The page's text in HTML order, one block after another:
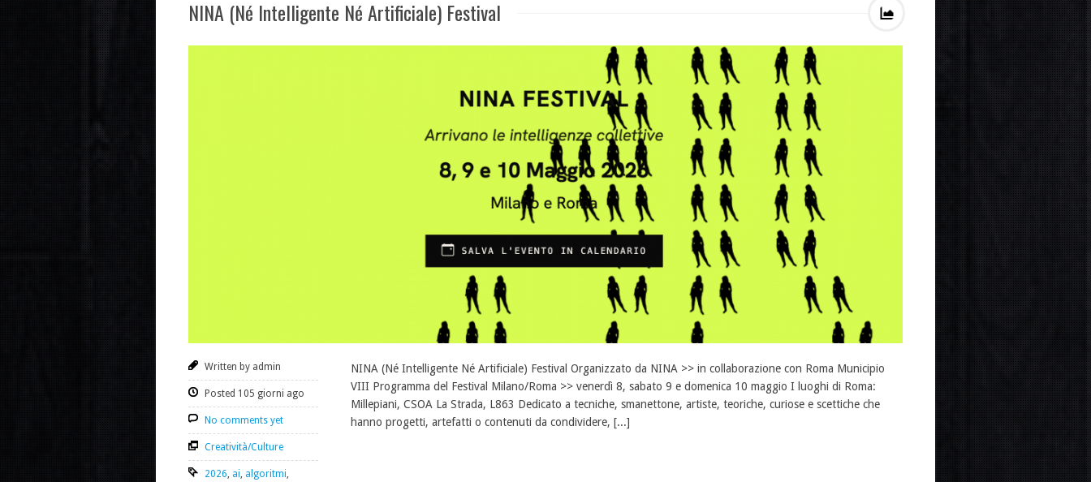
NINA (Né Intelligente Né Artificiale) Festival
Written by admin
Posted 105 giorni ago
No comments yet
Creatività/Culture
2026 ai algoritmi
NINA (Né Intelligente Né Artificiale) Festival Organizzato da NINA >> in collaborazione con Roma Municipio
VIII Programma del Festival Milano/Roma >> venerdì 8, sabato 9 e domenica 10 maggio I luoghi di Roma:
Millepiani, CSOA La Strada, L863 Dedicato a tecniche, smanettone, artiste, teoriche, curiose e scettiche che
hanno progetti, artefatti o contenuti da condividere, [...]